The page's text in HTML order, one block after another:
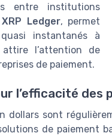
entre institutions
XRP Ledger, permet
instantanés à
l’attention de
de paiement.
l’efficacité des
dollars sont
de paiement